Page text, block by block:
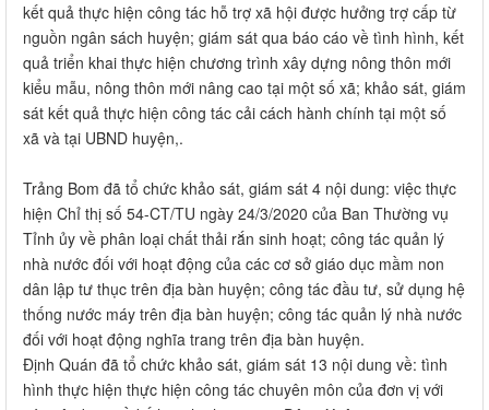
kết quả thực hiện công tác hỗ trợ xã hội được hưởng trợ cấp từ
nguồn ngân sách huyện; giám sát qua báo cáo về tình hình, kết
quả triển khai thực hiện chương trình xây dựng nông thôn mới
kiểu mẫu, nông thôn mới nâng cao tại một số xã; khảo sát, giám
sát kết quả thực hiện công tác cải cách hành chính tại một số
xã và tại UBND huyện,.
Trảng Bom đã tổ chức khảo sát, giám sát 4 nội dung: việc thực
hiện Chỉ thị số 54-CT/TU ngày 24/3/2020 của Ban Thường vụ
Tỉnh ủy về phân loại chất thải rắn sinh hoạt; công tác quản lý
nhà nước đối với hoạt động của các cơ sở giáo dục mầm non
dân lập tư thục trên địa bàn huyện; công tác đầu tư, sử dụng hệ
thống nước máy trên địa bàn huyện; công tác quản lý nhà nước
đối với hoạt động nghĩa trang trên địa bàn huyện.
Định Quán đã tổ chức khảo sát, giám sát 13 nội dung về: tình
hình thực hiện thực hiện công tác chuyên môn của đơn vị với